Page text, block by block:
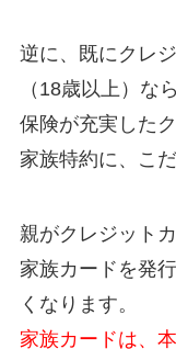
逆に、既にクレ
（18歳以上）なら
保険が充実した
家族特約に、こ
親がクレジット
家族カードを発
くなります。
家族カードは、